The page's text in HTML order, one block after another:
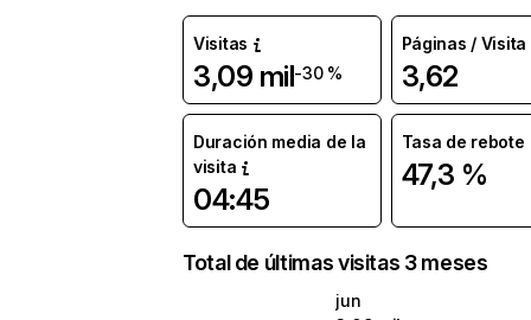
Visitas
3,09 mil-30 %
Páginas / Visita
3,62
Duración media de la
visita
04:45
Tasa de rebote
47,3 %
Total de últimas visitas 3 meses
jun